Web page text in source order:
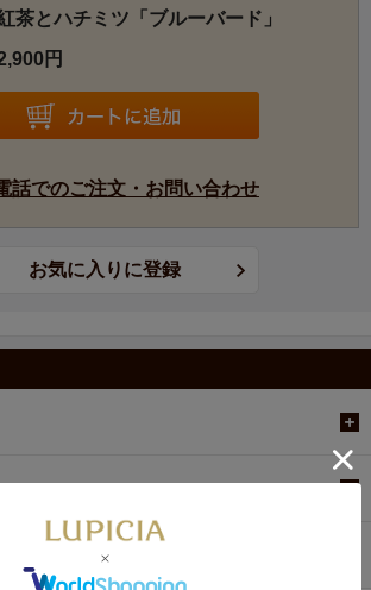
茶とハチミツ「ブルーバード」
円
話でのご注文・お問い合わせ